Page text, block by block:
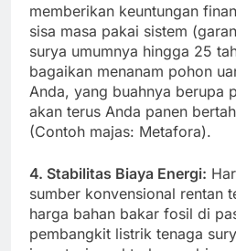
memberikan keuntungan
sisa masa pakai sistem
surya umumnya hingga 25
bagaikan menanam pohon
Anda, yang buahnya berupa
akan terus Anda panen
(Contoh majas: Metafora).
4. Stabilitas Biaya Energi:
sumber konvensional rentan
harga bahan bakar fosil di
pembangkit listrik tenaga